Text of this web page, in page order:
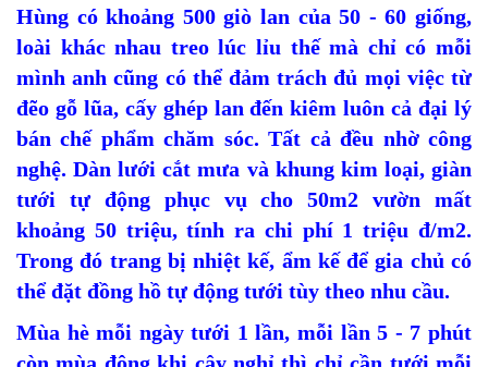
Hùng có khoảng 500 giò lan của 50 - 60 giống,
loài khác nhau treo lúc lỉu thế mà chỉ có mỗi
mình anh cũng có thể đảm trách đủ mọi việc từ
đẽo gỗ lũa, cấy ghép lan đến kiêm luôn cả đại lý
bán chế phẩm chăm sóc. Tất cả đều nhờ công
nghệ. Dàn lưới cắt mưa và khung kim loại, giàn
tưới tự động phục vụ cho 50m2 vườn mất
khoảng 50 triệu, tính ra chi phí 1 triệu đ/m2.
Trong đó trang bị nhiệt kế, ẩm kế để gia chủ có
thể đặt đồng hồ tự động tưới tùy theo nhu cầu.
Mùa hè mỗi ngày tưới 1 lần, mỗi lần 5 - 7 phút